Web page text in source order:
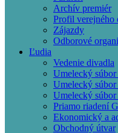
Archív premiér
Profil verejného
Zájazdy
Odborové
Ľudia
Vedenie divadla
Umelecký
Umelecký súbor
Umelecký
Priamo riadení
Ekonomický a
Obchodný útvar